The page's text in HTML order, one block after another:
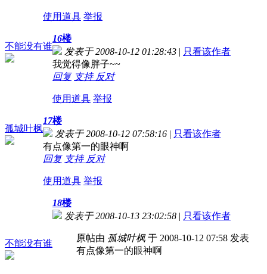
使用道具 举报
不能没有谁
16楼
发表于 2008-10-12 01:28:43 | 只看该作者
我觉得像胖子~~
回复 支持 反对
使用道具 举报
孤城叶枫
17楼
发表于 2008-10-12 07:58:16 | 只看该作者
有点像第一的眼神啊
回复 支持 反对
使用道具 举报
不能没有谁
18楼
发表于 2008-10-13 23:02:58 | 只看该作者
原帖由 孤城叶枫于 2008-10-12 07:58 发表
有点像第一的眼神啊